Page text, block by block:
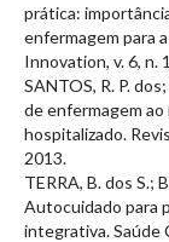
prática:
enfermagem para
Innovation, v. 6, n.
SANTOS, R. P.
de enfermagem
hospitalizado.
2013.
TERRA, B. dos S.;
Autocuidado para
integrativa. Saúde